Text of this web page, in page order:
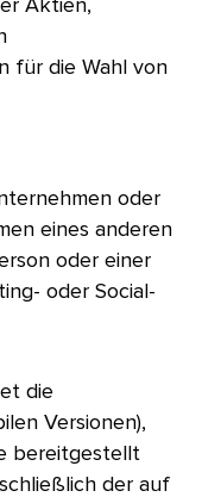
Aktien,
für die Wahl von
oder
eines anderen
oder einer
oder Social-
die
Versionen),
bereitgestellt
der auf